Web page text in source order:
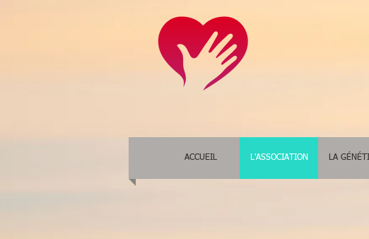
ACCUEIL L'ASSOCIATION LA